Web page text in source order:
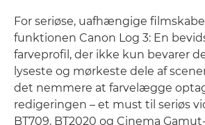
For seriøse, uafhængige
funktionen Canon Log 3: En
farveprofil, der ikke kun bevarer
lyseste og mørkeste dele af
det nemmere at farvelægge
redigeringen – et must til seriøs
BT709, BT2020 og Cinema